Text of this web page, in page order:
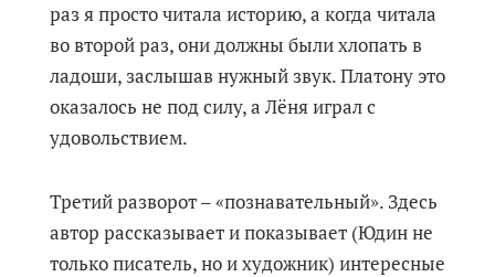
раз я просто читала историю, а когда читала
во второй раз, они должны были хлопать в
ладоши, заслышав нужный звук. Платону это
оказалось не под силу, а Лёня играл с
удовольствием.
Третий разворот – «познавательный». Здесь
автор рассказывает и показывает (Юдин не
только писатель, но и художник) интересные